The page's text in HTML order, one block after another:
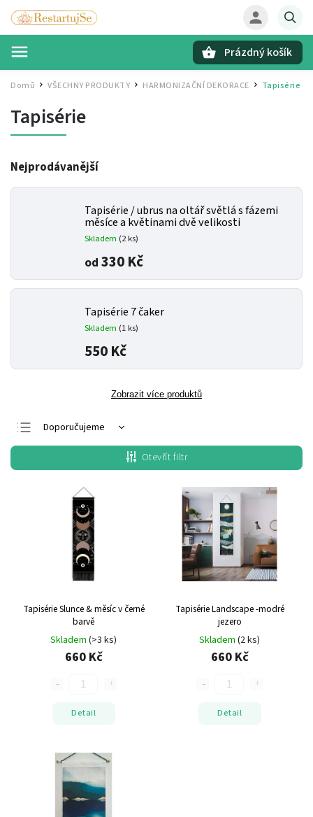
Prázdný košík
Domů / VŠECHNY PRODUKTY / HARMONIZAČNÍ DEKORACE Tapisérie
Tapisérie
Nejprodávanější
Tapisérie / ubrus na oltář světlá s fázemi
měsíce a květinamidvě velikosti
Skladem (2 ks)
od 330 Kč
Tapisérie 7 čaker
Skladem (1 ks)
550 Kč
Zobrazit více produktů
Doporučujeme
Nejlevnější
Nejdražší
Nejprodávanější
Abecedně
Otevřít filtr
Tapisérie Slunce & měsíc v černé
barvě
Skladem (>3 ks)
660 Kč
Detail
Tapisérie Landscape -modré
jezero
Skladem (2 ks)
660 Kč
Detail